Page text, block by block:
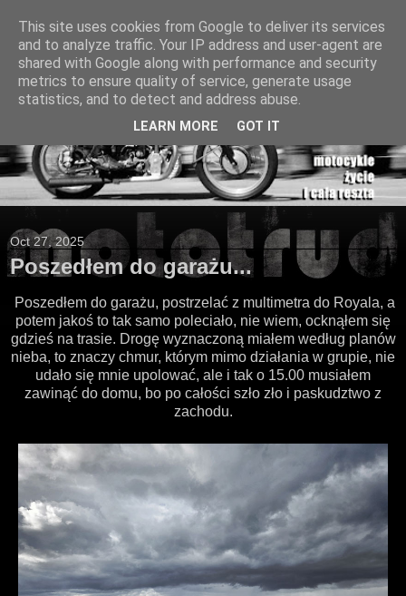
Oct 27, 2025
Poszedłem do garażu...
Poszedłem do garażu, postrzelać z multimetra do Royala, a
potem jakoś to tak samo poleciało, nie wiem, ocknąłem się
gdzieś na trasie. Drogę wyznaczoną miałem według planów
nieba, to znaczy chmur, którym mimo działania w grupie, nie
udało się mnie upolować, ale i tak o 15.00 musiałem
zawinąć do domu, bo po całości szło zło i paskudztwo z
zachodu.
This site uses cookies from Google to deliver its services
and to analyze traffic. Your IP address and user-agent are
shared with Google along with performance and security
metrics to ensure quality of service, generate usage
statistics, and to detect and address abuse.
LEARN MORE GOT IT